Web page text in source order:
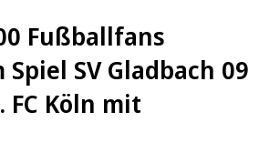
Fußballfans
SV Gladbach 09
FC Köln mit